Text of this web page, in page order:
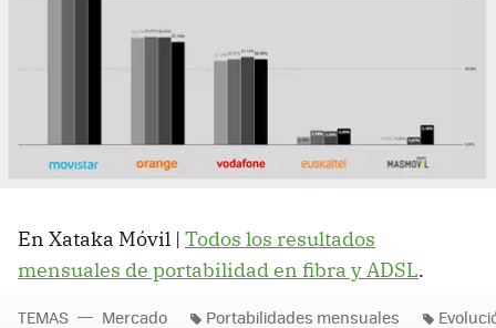
En Xataka Móvil | Todos los resultados
mensuales de portabilidad en fibra y ADSL.
TEMAS Mercado Portabilidades mensuales